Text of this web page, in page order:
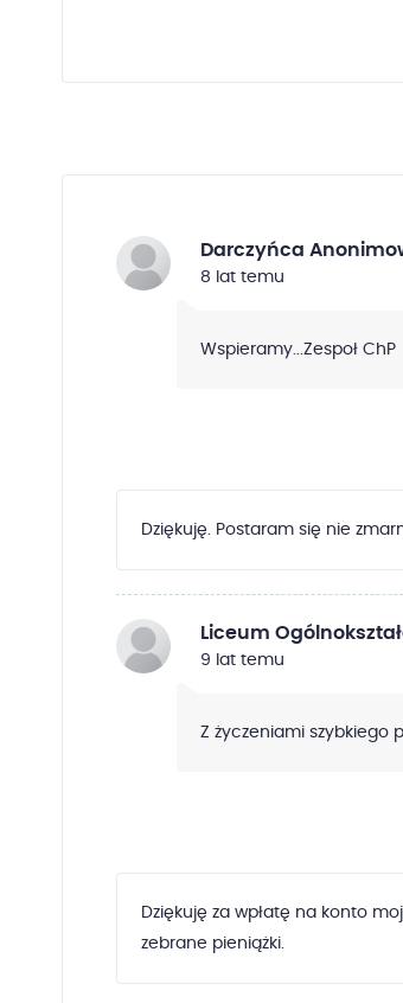
Darczyńca
8 lat temu
Wspieramy...Zespoł ChP
Dziękuję. Postaram się nie
Liceum
9 lat temu
Z życzeniami szybkiego
Dziękuję za wpłatę na konto
zebrane pieniążki.